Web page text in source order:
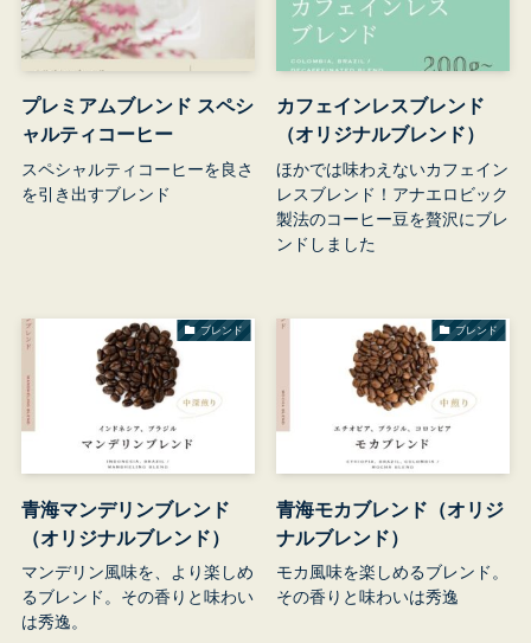
プレミアムブレンド スペシ
ャルティコーヒー
スペシャルティコーヒーを良さ
を引き出すブレンド
カフェインレスブレンド
（オリジナルブレンド）
ほかでは味わえないカフェイン
レスブレンド！アナエロビック
製法のコーヒー豆を贅沢にブレ
ンドしました
ブレンド
青海マンデリンブレンド
（オリジナルブレンド）
マンデリン風味を、より楽しめ
るブレンド。その香りと味わい
は秀逸。
ブレンド
青海モカブレンド（オリジ
ナルブレンド）
モカ風味を楽しめるブレンド。
その香りと味わいは秀逸